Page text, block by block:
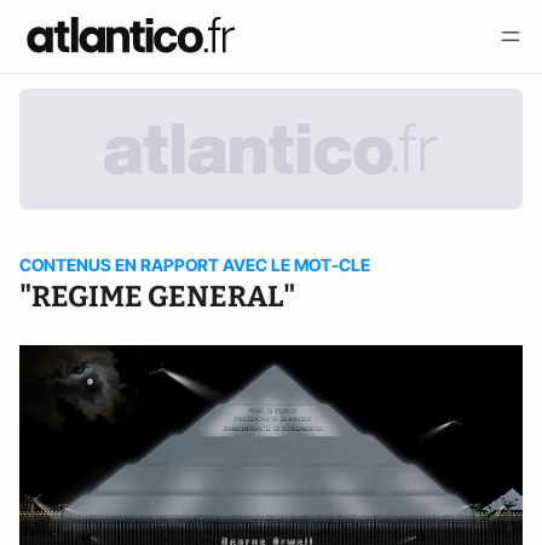
CONTENUS EN RAPPORT AVEC LE MOT-CLE
"REGIME GENERAL"